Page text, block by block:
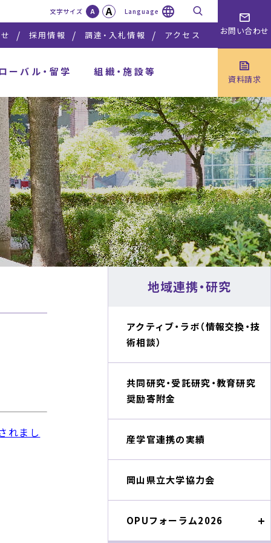
お問い合わせ
資料請求
ーバル・留学 組織・施設等
採用情報 調達・入札情報 アクセス
文字サイズ A A Language
地域連携・研究
アクティブ・ラボ（情報交換・技
術相談）
共同研究・受託研究・教育研究
奨励寄附金
産学官連携の実績
岡山県立大学協力会
OPUフォーラム2026
れまし